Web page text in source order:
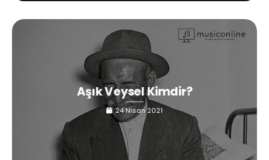
Aşık Veysel Kimdir?
24 Nisan 2021